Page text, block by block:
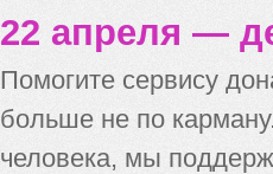
22 апреля —
Помогите сервису
больше не по
человека, мы